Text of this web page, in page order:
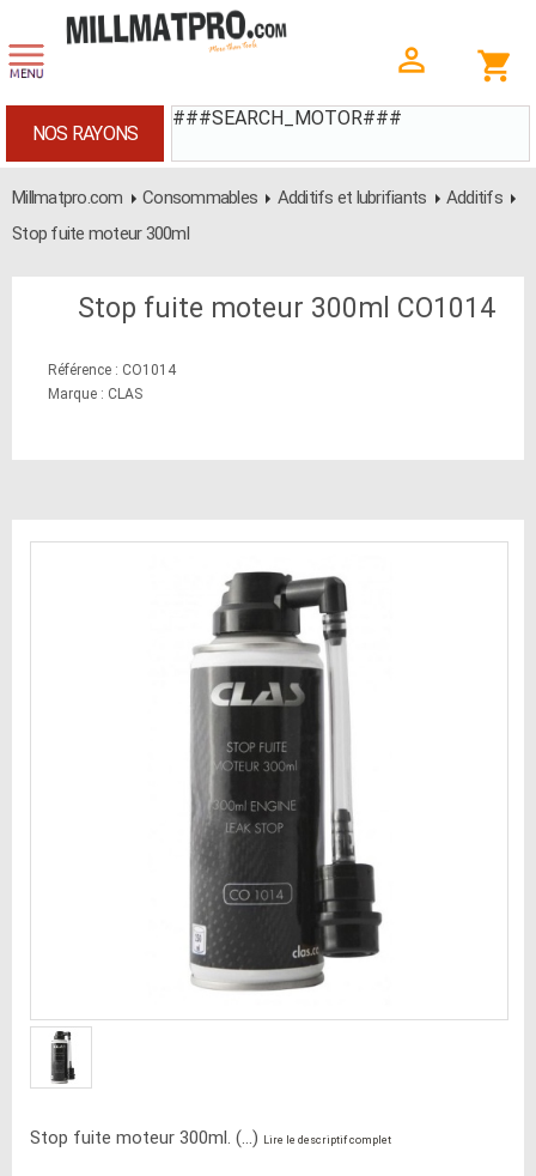
###SEARCH_MOTOR###
NOS RAYONS
Millmatpro.com Consommables Additifs et lubrifiants
Additifs
Stop fuite moteur 300ml
Stop fuite moteur 300ml CO1014
Référence : CO1014
Marque : CLAS
Stop fuite moteur 300ml. (...) Lire le descriptif complet